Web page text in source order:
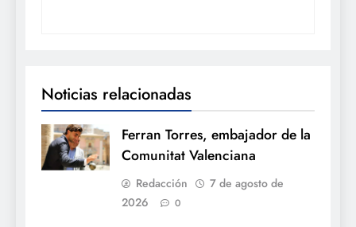
Noticias relacionadas
Ferran Torres, embajador de la
Comunitat Valenciana
Redacción
7 de agosto de
2026
0